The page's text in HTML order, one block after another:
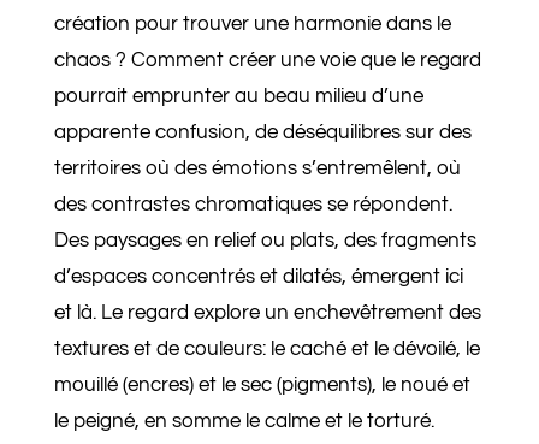
création pour trouver une harmonie dans le
chaos ? Comment créer une voie que le regard
pourrait emprunter au beau milieu d’une
apparente confusion, de déséquilibres sur des
territoires où des émotions s’entremêlent, où
des contrastes chromatiques se répondent.
Des paysages en relief ou plats, des fragments
d’espaces concentrés et dilatés, émergent ici
et là. Le regard explore un enchevêtrement des
textures et de couleurs: le caché et le dévoilé, le
mouillé (encres) et le sec (pigments), le noué et
le peigné, en somme le calme et le torturé.